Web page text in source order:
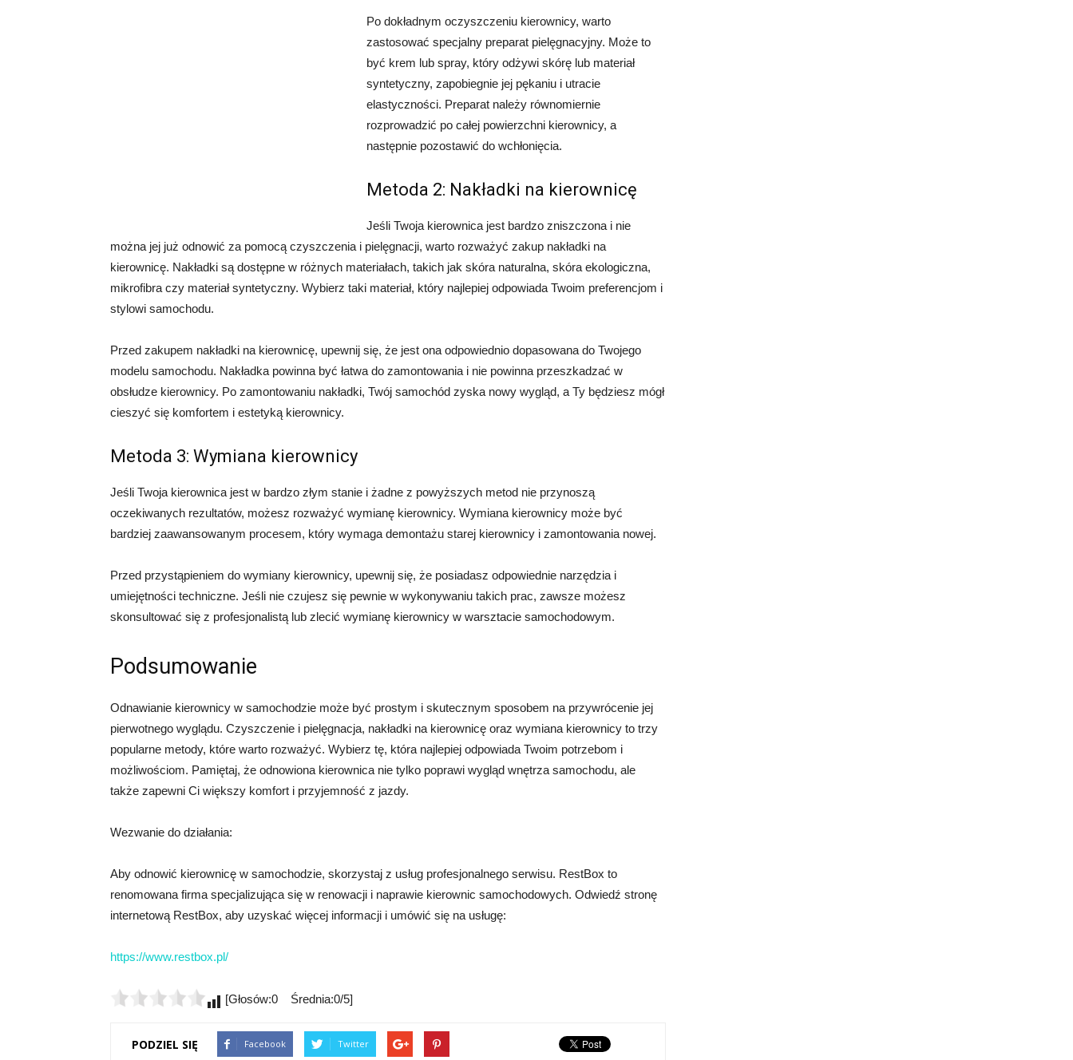
Po dokładnym oczyszczeniu kierownicy, warto
zastosować specjalny preparat pielęgnacyjny. Może to
być krem lub spray, który odżywi skórę lub materiał
syntetyczny, zapobiegnie jej pękaniu i utracie
elastyczności. Preparat należy równomiernie
rozprowadzić po całej powierzchni kierownicy, a
następnie pozostawić do wchłonięcia.
Metoda 2: Nakładki na kierownicę
Jeśli Twoja kierownica jest bardzo zniszczona i nie
można jej już odnowić za pomocą czyszczenia i pielęgnacji, warto rozważyć zakup nakładki na
kierownicę. Nakładki są dostępne w różnych materiałach, takich jak skóra naturalna, skóra ekologiczna,
mikrofibra czy materiał syntetyczny. Wybierz taki materiał, który najlepiej odpowiada Twoim preferencjom i
stylowi samochodu.
Przed zakupem nakładki na kierownicę, upewnij się, że jest ona odpowiednio dopasowana do Twojego
modelu samochodu. Nakładka powinna być łatwa do zamontowania i nie powinna przeszkadzać w
obsłudze kierownicy. Po zamontowaniu nakładki, Twój samochód zyska nowy wygląd, a Ty będziesz mógł
cieszyć się komfortem i estetyką kierownicy.
Metoda 3: Wymiana kierownicy
Jeśli Twoja kierownica jest w bardzo złym stanie i żadne z powyższych metod nie przynoszą
oczekiwanych rezultatów, możesz rozważyć wymianę kierownicy. Wymiana kierownicy może być
bardziej zaawansowanym procesem, który wymaga demontażu starej kierownicy i zamontowania nowej.
Przed przystąpieniem do wymiany kierownicy, upewnij się, że posiadasz odpowiednie narzędzia i
umiejętności techniczne. Jeśli nie czujesz się pewnie w wykonywaniu takich prac, zawsze możesz
skonsultować się z profesjonalistą lub zlecić wymianę kierownicy w warsztacie samochodowym.
Podsumowanie
Odnawianie kierownicy w samochodzie może być prostym i skutecznym sposobem na przywrócenie jej
pierwotnego wyglądu. Czyszczenie i pielęgnacja, nakładki na kierownicę oraz wymiana kierownicy to trzy
popularne metody, które warto rozważyć. Wybierz tę, która najlepiej odpowiada Twoim potrzebom i
możliwościom. Pamiętaj, że odnowiona kierownica nie tylko poprawi wygląd wnętrza samochodu, ale
także zapewni Ci większy komfort i przyjemność z jazdy.
Wezwanie do działania:
Aby odnowić kierownicę w samochodzie, skorzystaj z usług profesjonalnego serwisu. RestBox to
renomowana firma specjalizująca się w renowacji i naprawie kierownic samochodowych. Odwiedź stronę
internetową RestBox, aby uzyskać więcej informacji i umówić się na usługę:
https://www.restbox.pl/
[Głosów:0 Średnia:0/5]
PODZIEL SIĘ Facebook Twitter